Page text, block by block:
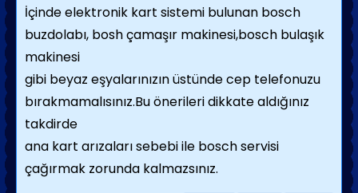
İçinde elektronik kart sistemi bulunan bosch
buzdolabı, bosh çamaşır makinesi,bosch bulaşık
makinesi
gibi beyaz eşyalarınızın üstünde cep telefonuzu
bırakmamalısınız.Bu önerileri dikkate aldığınız
takdirde
ana kart arızaları sebebi ile bosch servisi
çağırmak zorunda kalmazsınız.